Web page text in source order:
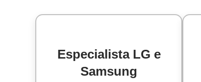
Especialista LG e
Samsung